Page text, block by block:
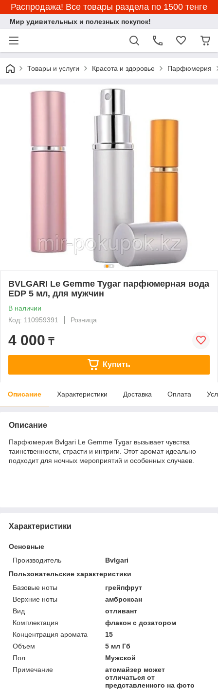
Распродажа! Все товары раздела по 1500 тенге
Мир удивительных и полезных покупок!
Товары и услуги Красота и здоровье Парфюмерия
BVLGARI Le Gemme Tygar парфюмерная вода
EDP 5 мл, для мужчин
В наличии
Код: 110959391
Розница
4 000 ₸
Купить
Описание Характеристики Доставка Оплата
Описание
Парфюмерия Bvlgari Le Gemme Tygar вызывает чувства
таинственности, страсти и интриги. Этот аромат идеально
подходит для ночных мероприятий и особенных случаев.
Характеристики
Основные
Производитель
Bvlgari
Пользовательские характеристики
Базовые ноты
грейпфрут
Верхние ноты
амброксан
Вид
отливант
Комплектация
флакон с дозатором
Концентрация аромата
15
Объем
5 мл Гб
Пол
Мужской
Примечание
атомайзер может
отличаться от
представленного на фото